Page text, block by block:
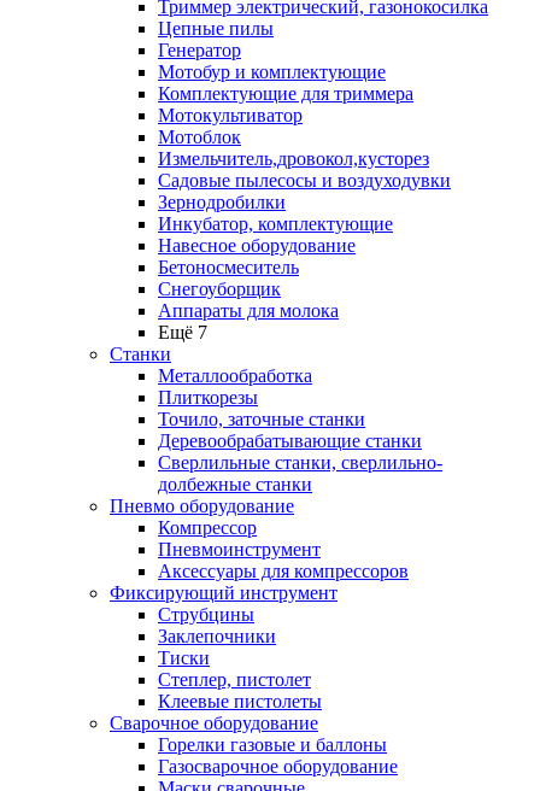
Триммер электрический, газонокосилка
Цепные пилы
Генератор
Мотобур и комплектующие
Комплектующие для триммера
Мотокультиватор
Мотоблок
Измельчитель,дровокол,кусторез
Садовые пылесосы и воздуходувки
Зернодробилки
Инкубатор, комплектующие
Навесное оборудование
Бетоносмеситель
Снегоуборщик
Аппараты для молока
Ещё 7
Станки
Металлообработка
Плиткорезы
Точило, заточные станки
Деревообрабатывающие станки
Сверлильные станки, сверлильно-
долбежные станки
Пневмо оборудование
Компрессор
Пневмоинструмент
Аксессуары для компрессоров
Фиксирующий инструмент
Струбцины
Заклепочники
Тиски
Степлер, пистолет
Клеевые пистолеты
Сварочное оборудование
Горелки газовые и баллоны
Газосварочное оборудование